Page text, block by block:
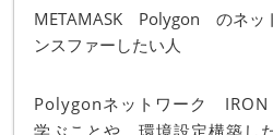
METAMASK Polygon のネッ
ンスファーしたい人
Polygonネットワーク
学ぶことや 環境設定構築し